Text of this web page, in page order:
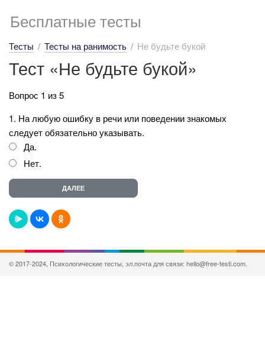
Бесплатные тесты
Тесты Тесты на ранимость Не будьте букой
Тест «Не будьте букой»
Вопрос 1 из 5
1. На любую ошибку в речи или поведении знакомых
следует обязательно указывать.
Да.
Нет.
© 2017-2024, Психологические тесты, эл.почта для связи: hello@free-testi.com.